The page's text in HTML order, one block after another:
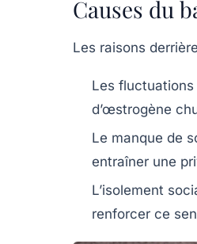
Causes du
Les raisons
Les fluctuations
d’œstrogène
Le manque de
entraîner une
L’isolement
renforcer ce